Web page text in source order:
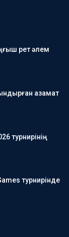
рет әлем
азамат
турнирінің
турнирінде